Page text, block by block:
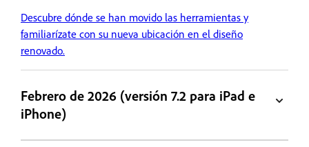
Descubre dónde se han movido las herramientas y
familiarízate con su nueva ubicación en el diseño
renovado.
Febrero de 2026 (versión 7.2 para iPad e
iPhone)